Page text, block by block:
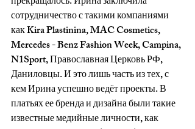
сотрудничество с такими компаниями
как Kira Plastinina, MAC Cosmetics,
Mercedes - Benz Fashion Week, Campina,
N1Sport, Православная Церковь РФ,
Даниловцы. И это лишь часть из тех, с
кем Ирина успешно ведёт проекты. В
платьях ее бренда и дизайна были такие
известные медийные личности, как